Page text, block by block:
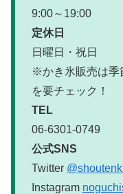
9:00～19:00
定休日
日曜日・祝日
※かき氷販売は季
を要チェック！
TEL
06-6301-0749
公式SNS
Twitter
Instagram